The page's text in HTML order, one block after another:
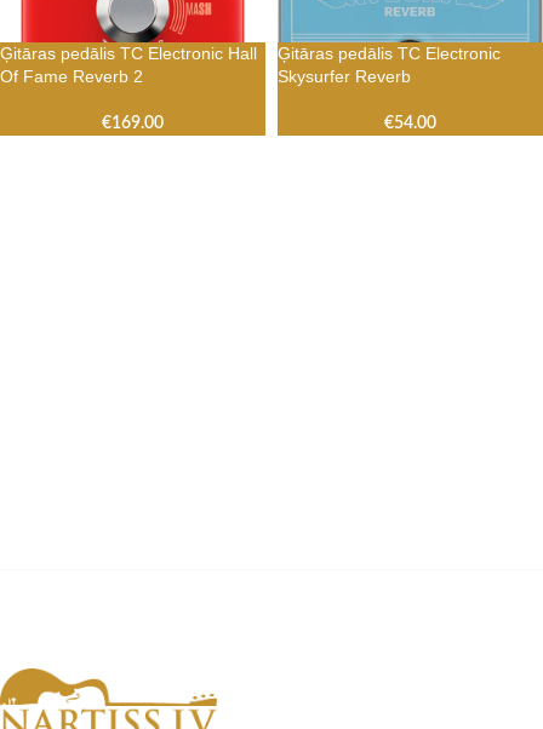
Ģitāras pedālis TC Electronic Hall
Of Fame Reverb 2
€169.00
Ģitāras pedālis TC Electronic
Skysurfer Reverb
€54.00